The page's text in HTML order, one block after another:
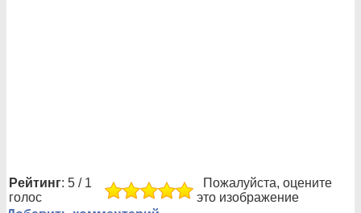
Рейтинг: 5 / 1
голос
Пожалуйста, оцените
это изображение